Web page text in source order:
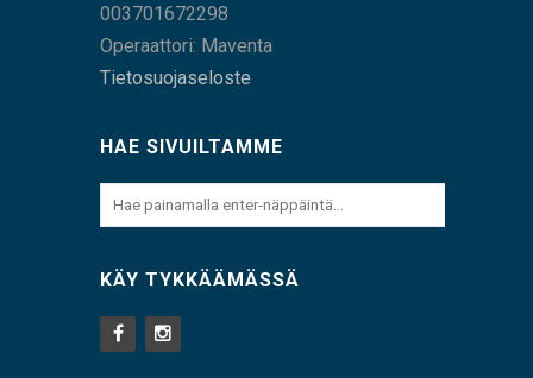
003701672298
Operaattori: Maventa
Tietosuojaseloste
HAE SIVUILTAMME
KÄY TYKKÄÄMÄSSÄ